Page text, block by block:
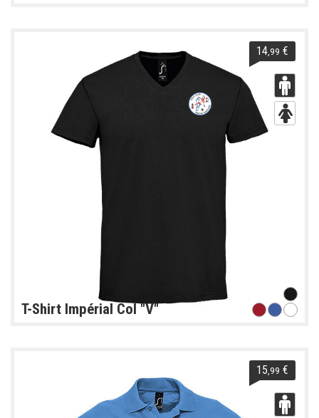
14,99 €
T-Shirt Impérial Col "V"
15 ,99 €